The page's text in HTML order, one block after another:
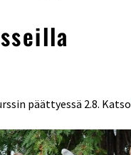
päättyessä 2.8. Katso